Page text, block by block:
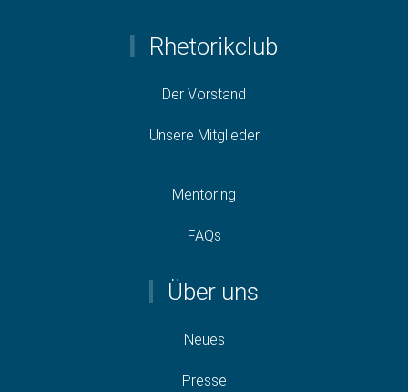
Rhetorikclub
Der Vorstand
Unsere Mitglieder
Mentoring
FAQs
Über uns
Neues
Presse